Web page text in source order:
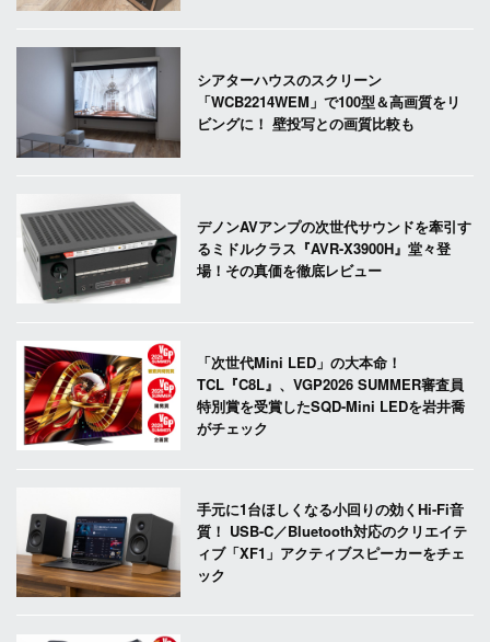
シアターハウスのスクリーン
「WCB2214WEM」で100型＆高画質をリ
ビングに！ 壁投写との画質比較も
デノンAVアンプの次世代サウンドを牽引す
るミドルクラス『AVR-X3900H』堂々登
場！その真価を徹底レビュー
「次世代Mini LED」の大本命！
TCL『C8L』、VGP2026 SUMMER審査員
特別賞を受賞したSQD-Mini LEDを岩井喬
がチェック
手元に1台ほしくなる小回りの効くHi-Fi音
質！ USB-C／Bluetooth対応のクリエイテ
ィブ「XF1」アクティブスピーカーをチェ
ック